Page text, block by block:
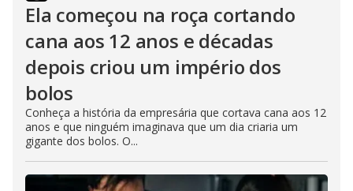
Ela começou na roça cortando
cana aos 12 anos e décadas
depois criou um império dos
bolos
Conheça a história da empresária que cortava cana aos 12
anos e que ninguém imaginava que um dia criaria um
gigante dos bolos. O...